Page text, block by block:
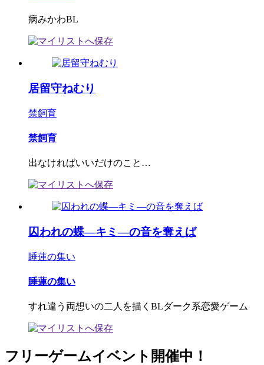
病みかわBL
居留守ねむり
禁飼育
禁飼育
出なければいいだけのこと…
囚われの蝶―キミ―の音を奪えば
睡蓮の集い
睡蓮の集い
すれ違う両想いの二人を描くBLダーク系恋愛ゲーム
フリーゲームイベント開催中！